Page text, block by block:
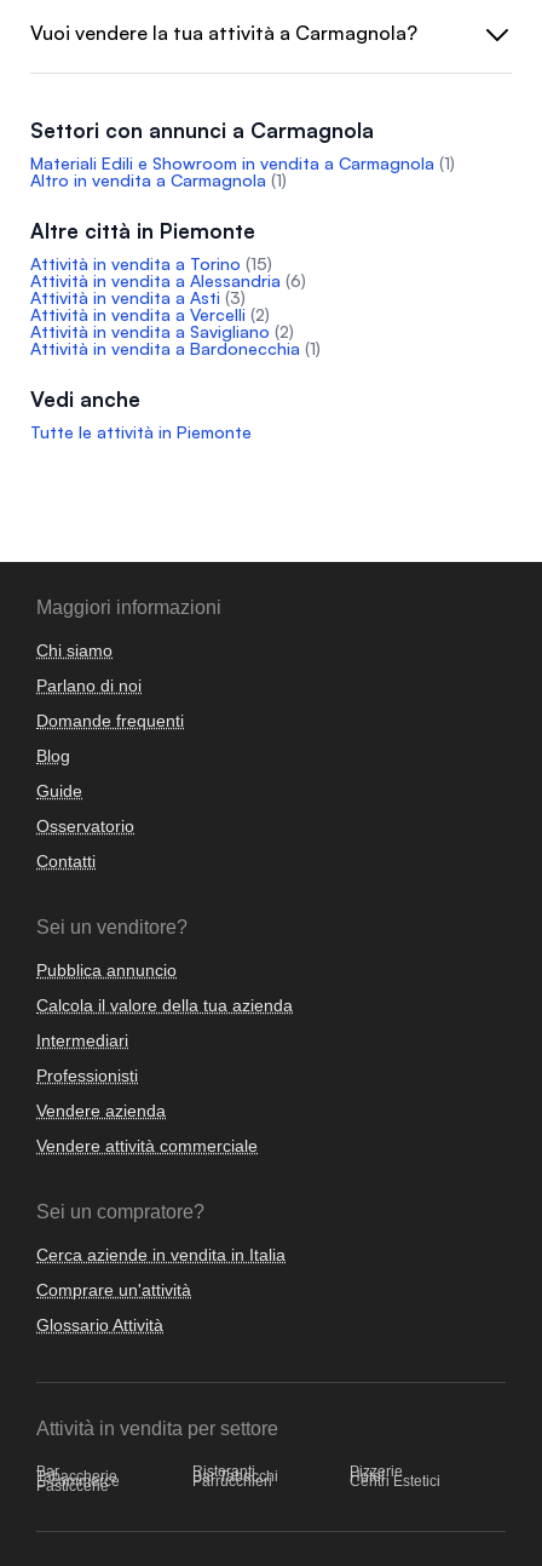
Vuoi vendere la tua attività a Carmagnola?
Settori con annunci a Carmagnola
Materiali Edili e Showroom in vendita a Carmagnola (1)
Altro in vendita a Carmagnola (1)
Altre città in Piemonte
Attività in vendita a Torino (15)
Attività in vendita a Alessandria (6)
Attività in vendita a Asti (3)
Attività in vendita a Vercelli (2)
Attività in vendita a Savigliano (2)
Attività in vendita a Bardonecchia (1)
Vedi anche
Tutte le attività in Piemonte
Maggiori informazioni
Chi siamo
Parlano di noi
Domande frequenti
Blog
Guide
Osservatorio
Contatti
Sei un venditore?
Pubblica annuncio
Calcola il valore della tua azienda
Intermediari
Professionisti
Vendere azienda
Vendere attività commerciale
Sei un compratore?
Cerca aziende in vendita in Italia
Comprare un'attività
Glossario Attività
Attività in vendita per settore
Bar Ristoranti Pizzerie
Tabaccherie Bar Tabacchi Hotel
E-commerce Parrucchieri Centri Estetici
Pasticcerie